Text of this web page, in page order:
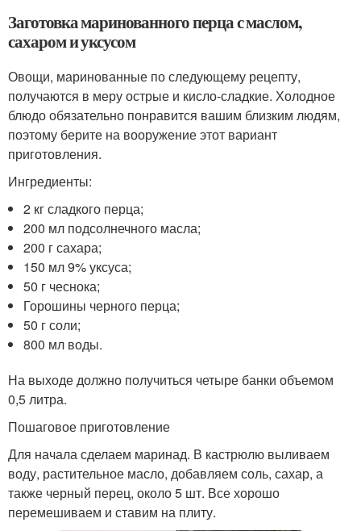
Заготовка маринованного перца с маслом,
сахаром и уксусом
Овощи, маринованные по следующему рецепту,
получаются в меру острые и кисло-сладкие. Холодное
блюдо обязательно понравится вашим близким людям,
поэтому берите на вооружение этот вариант
приготовления.
Ингредиенты:
2 кг сладкого перца;
200 мл подсолнечного масла;
200 г сахара;
150 мл 9% уксуса;
50 г чеснока;
Горошины черного перца;
50 г соли;
800 мл воды.
На выходе должно получиться четыре банки объемом
0,5 литра.
Пошаговое приготовление
Для начала сделаем маринад. В кастрюлю выливаем
воду, растительное масло, добавляем соль, сахар, а
также черный перец, около 5 шт. Все хорошо
перемешиваем и ставим на плиту.